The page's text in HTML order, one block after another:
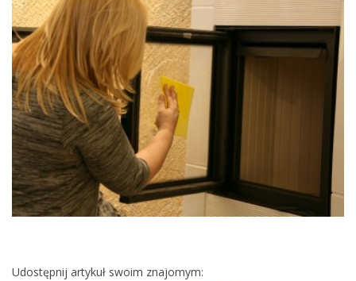
Udostępnij artykuł swoim znajomym: